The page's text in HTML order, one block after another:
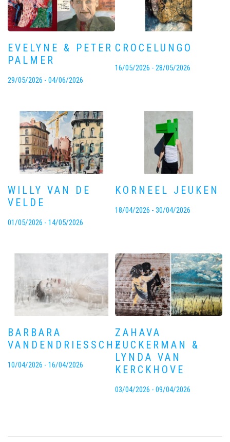
EVELYNE & PETER
PALMER
29/05/2026 - 04/06/2026
CROCELUNGO
16/05/2026 - 28/05/2026
WILLY VAN DE
VELDE
01/05/2026 - 14/05/2026
KORNEEL JEUKEN
18/04/2026 - 30/04/2026
BARBARA
VANDENDRIESSCHE
10/04/2026 - 16/04/2026
ZAHAVA
ZUCKERMAN &
LYNDA VAN
KERCKHOVE
03/04/2026 - 09/04/2026